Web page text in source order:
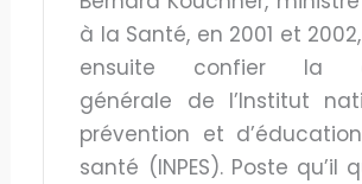
à la Santé, en 2001 et
ensuite confier la
générale de l’Institut
prévention et
santé (INPES). Poste qu’il